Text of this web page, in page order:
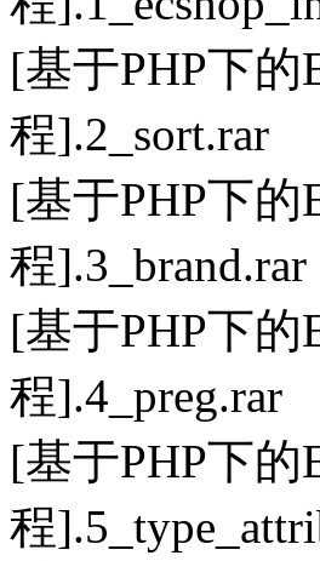
[基于PHP下
程].2_sort.rar
[基于PHP下
程].3_brand.rar
[基于PHP下
程].4_preg.rar
[基于PHP下
程